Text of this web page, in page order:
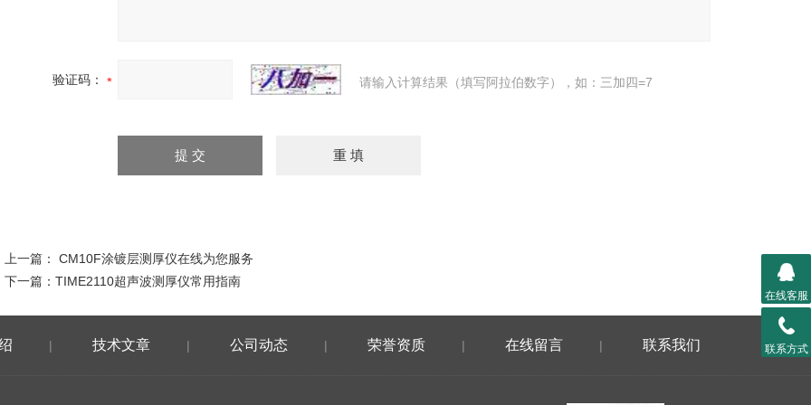
验证码： 请输入计算结果（填写阿拉伯数字），如：三加四=7
上一篇： CM10F涂镀层测厚仪在线为您服务
下一篇： TIME2110超声波测厚仪常用指南
| 技术文章 | 公司动态 | 荣誉资质 | 在线留言 | 联系我们
在线客服
联系方式